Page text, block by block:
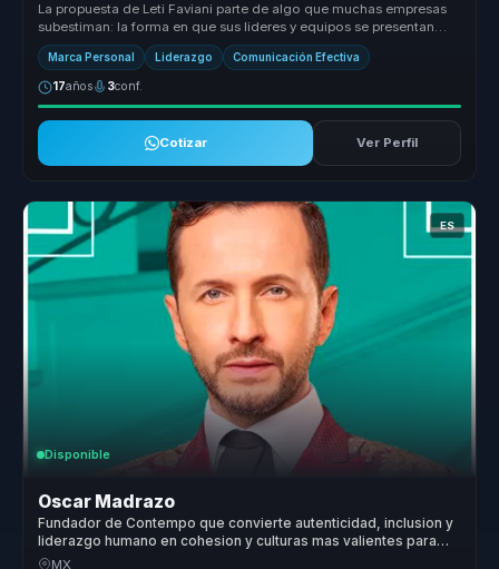
La propuesta de Leti Faviani parte de algo que muchas empresas
subestiman: la forma en que sus lideres y equipos se presentan
tambien com...
Marca Personal Liderazgo Comunicación Efectiva
17años 3conf.
Cotizar Ver Perfil
ES
Disponible
Oscar Madrazo
Fundador de Contempo que convierte autenticidad, inclusion y
liderazgo humano en cohesion y culturas mas valientes para
empresas y equipos.
MX